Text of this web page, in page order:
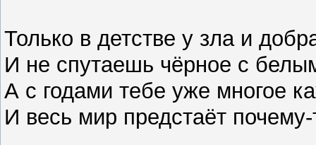
Только в детстве у зла и
И не спутаешь чёрное с
А с годами тебе уже многое
И весь мир предстаёт